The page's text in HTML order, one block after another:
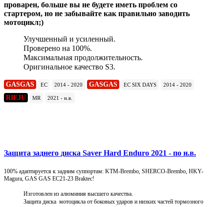
проварен, больше вы не будете иметь проблем со
стартером, но не забывайте как правильно заводить
мотоцикл;)
Улучшенный и усиленный.
Проверено на 100%.
Максимальная продолжительность.
Оригинальное качество S3.
GASGAS EC 2014 - 2020 GASGAS EC SIX DAYS 2014 - 2020
RIEJU MR 2021 - н.в.
Защита заднего диска Saver Hard Enduro 2021 - по н.в.
100% адаптируется к задним суппортам: KTM-Brembo, SHERCO-Brembo, HKY-
Magura, GAS GAS EC21-23 Braktec!
Изготовлен из алюминия высшего качества.
Защита диска мотоцикла от боковых ударов и низких частей тормозного